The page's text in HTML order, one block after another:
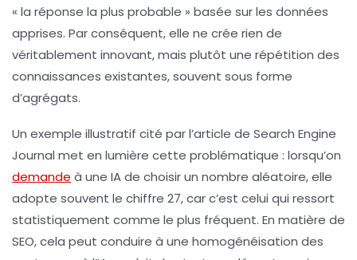
« la réponse la plus probable » basée sur les données
apprises. Par conséquent, elle ne crée rien de
véritablement innovant, mais plutôt une répétition des
connaissances existantes, souvent sous forme
d’agrégats.
Un exemple illustratif cité par l’article de Search Engine
Journal met en lumière cette problématique : lorsqu’on
demande à une IA de choisir un nombre aléatoire, elle
adopte souvent le chiffre 27, car c’est celui qui ressort
statistiquement comme le plus fréquent. En matière de
SEO, cela peut conduire à une homogénéisation des